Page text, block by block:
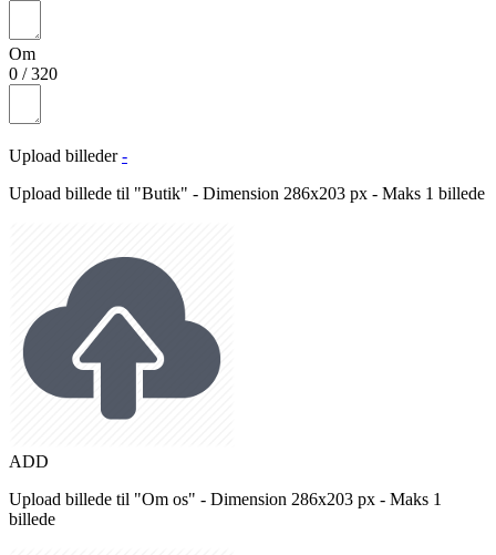
Om
0 /320
Upload billeder -
Upload billede til "Butik" - Dimension 286x203 px - Maks 1 billede
ADD
Upload billede til "Om os" - Dimension 286x203 px - Maks 1
billede